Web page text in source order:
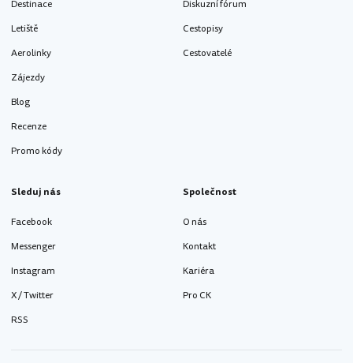
Destinace
Letiště
Aerolinky
Zájezdy
Blog
Recenze
Promo kódy
Diskuzní fórum
Cestopisy
Cestovatelé
Sleduj nás
Facebook
Messenger
Instagram
X / Twitter
RSS
Společnost
O nás
Kontakt
Kariéra
Pro CK